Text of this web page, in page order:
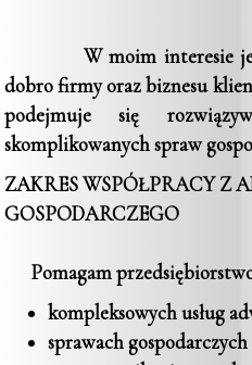
W moim interesie jest
dobro firmy oraz biznesu
podejmuje się
skomplikowanych spraw
ZAKRES WSPÓŁPRACY Z
GOSPODARCZEGO
Pomagam
kompleksowych usług
sprawach